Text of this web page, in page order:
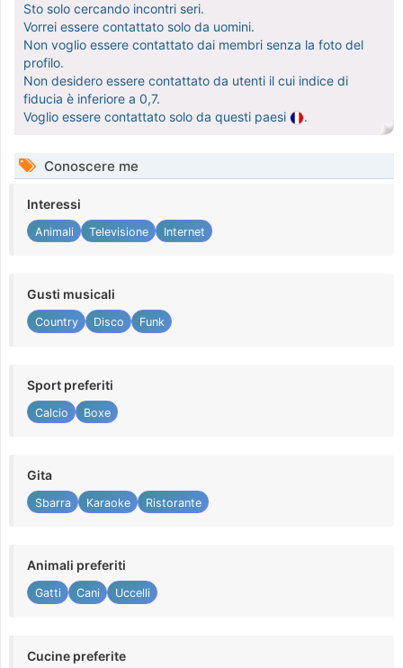
Sto solo cercando incontri seri.
Vorrei essere contattato solo da uomini.
Non voglio essere contattato dai membri senza la foto del
profilo.
Non desidero essere contattato da utenti il cui indice di
fiducia è inferiore a 0,7.
Voglio essere contattato solo da questi paesi
.
Conoscere me
Interessi
Animali Televisione Internet
Gusti musicali
Country Disco Funk
Sport preferiti
Calcio Boxe
Gita
Sbarra Karaoke Ristorante
Animali preferiti
Gatti Cani Uccelli
Cucine preferite